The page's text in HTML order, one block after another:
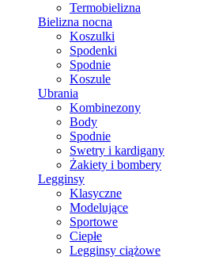
Termobielizna
Bielizna nocna
Koszulki
Spodenki
Spodnie
Koszule
Ubrania
Kombinezony
Body
Spodnie
Swetry i kardigany
Żakiety i bombery
Legginsy
Klasyczne
Modelujące
Sportowe
Ciepłe
Legginsy ciążowe